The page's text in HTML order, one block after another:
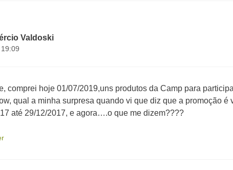
Valdoski
comprei hoje 01/07/2019,uns produtos da Camp para
qual a minha surpresa quando vi que diz que a promoção é
até 29/12/2017, e agora….o que me dizem????